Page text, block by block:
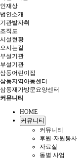
인재상
법인소개
기관발자취
조직도
시설현황
오시는길
부설기관
부설기관
삼동어린이집
삼동지역아동센터
삼동재가방문요양센터
커뮤니티
HOME
커뮤니티
커뮤니티
후원·자원봉사
자료실
동별 사업